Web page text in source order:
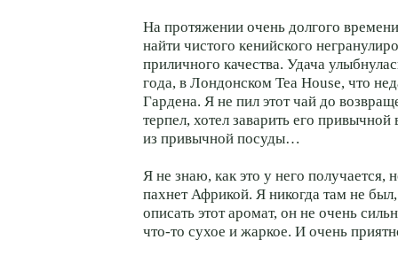
На протяжении очень долгого
найти чистого кенийского
приличного качества. Удача
года, в Лондонском Tea House, что
Гардена. Я не пил этот чай до
терпел, хотел заварить его
из привычной посуды…
Я не знаю, как это у него получается,
пахнет Африкой. Я никогда там не
описать этот аромат, он не очень
что-то сухое и жаркое. И очень